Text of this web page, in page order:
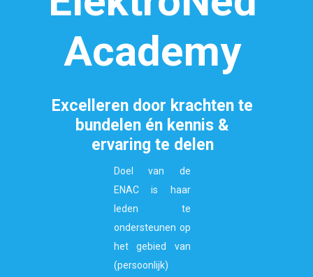
Academy
Excelleren door krachten te
bundelen én kennis &
ervaring te delen
Doel van de
ENAC is haar
leden te
ondersteunen op
het gebied van
(persoonlijk)